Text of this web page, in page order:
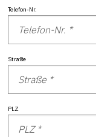
Telefon-Nr.
Straße
PLZ